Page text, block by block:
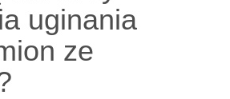
uginania
ze